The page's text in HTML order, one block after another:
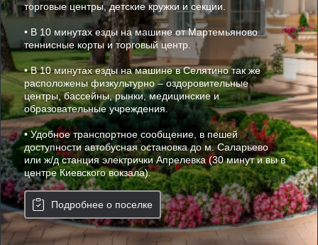
торговые центры, детские кружки и секции.
• В 10 минутах езды на машине от Мартемьяново
теннисные корты и торговый центр.
• В 10 минутах езды на машине в Селятино так же
расположены физкультурно – оздоровительные
центры, бассейны, рынки, медицинские и
образовательные учреждения.
• Удобное транспортное сообщение, в пешей
доступности автобусная остановка до м. Саларьево
или ж/д станция электрички Апрелевка (30 минут и вы в
центре Киевского вокзала).
Подробнее о поселке